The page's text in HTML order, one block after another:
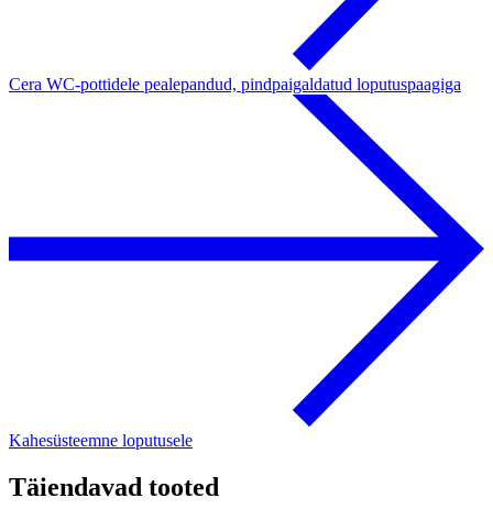
Cera WC-pottidele pealepandud, pindpaigaldatud loputuspaagiga
Kahesüsteemne loputusele
Täiendavad tooted